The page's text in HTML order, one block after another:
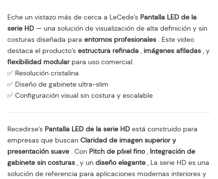
Eche un vistazo más de cerca a LeCede’s Pantalla LED de la
serie HD — una solución de visualización de alta definición y sin
costuras diseñada para entornos profesionales . Este video
destaca el producto’s estructura refinada , imágenes afiladas , y
flexibilidad modular para uso comercial.
✅ Resolución cristalina
✅ Diseño de gabinete ultra-slim
✅ Configuración visual sin costura y escalable
Recedirse’s Pantalla LED de la serie HD está construido para
empresas que buscan Claridad de imagen superior y
presentación suave . Con Pitch de píxel fino, Integración de
gabinete sin costuras , y un diseño elegante , La serie HD es una
solución de referencia para aplicaciones modernas interiores y